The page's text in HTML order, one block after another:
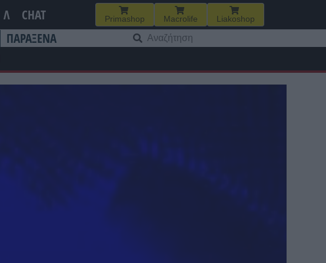
Λ CHAT Primashop Macrolife Liakoshop
ΠΑΡΑΞΕΝΑ
για: